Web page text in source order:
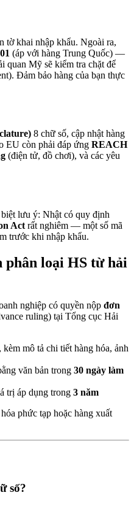
tờ khai nhập khẩu. Ngoài ra,
(áp với hàng Trung Quốc) —
quan Mỹ sẽ kiểm tra chặt để
Đảm bảo hàng của bạn thực
8 chữ số, cập nhật hàng
EU còn phải đáp ứng REACH
(điện tử, đồ chơi), và các yêu
lưu ý: Nhật có quy định
Act rất nghiêm — một số mã
trước khi nhập khẩu.
loại HS từ hải
nghiệp có quyền nộp đơn
ruling) tại Tổng cục Hải
mô tả chi tiết hàng hóa, ảnh
văn bản trong 30 ngày làm
trị áp dụng trong 3 năm
phức tạp hoặc hàng xuất
số?